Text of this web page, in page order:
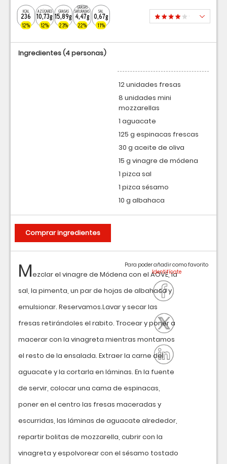
KCAL
236
12%
AZÚCARES
10,73g
12%
GRASAS
15,89g
23%
GRASAS
SATURADAS
4,47g
22%
SAL
0,67g
11%
Mezclar el vinagre de Módena con el AOVE, la
sal, la pimenta, un par de hojas de albahaca y
emulsionar. Reservamos.Lavar y secar las
fresas retirándoles el rabito. Trocear y poner a
macerar con la vinagreta mientras montamos
el resto de la ensalada. Extraer la carne del
aguacate y la cortarla en láminas. En la fuente
de servir, colocar una cama de espinacas,
poner en el centro las fresas maceradas y
escurridas, las láminas de aguacate alrededor,
repartir bolitas de mozzarella, cubrir con la
vinagreta y espolvorear con el sésamo tostado
Para poder añadir como favorito
Ingredientes(4 personas)
12 unidades fresas
8 unidades mini
mozzarellas
1 aguacate
125 g espinacas frescas
30 g aceite de oliva
15 g vinagre de módena
1 pizca sal
1 pizca sésamo
10 g albahaca
Comprar ingredientes